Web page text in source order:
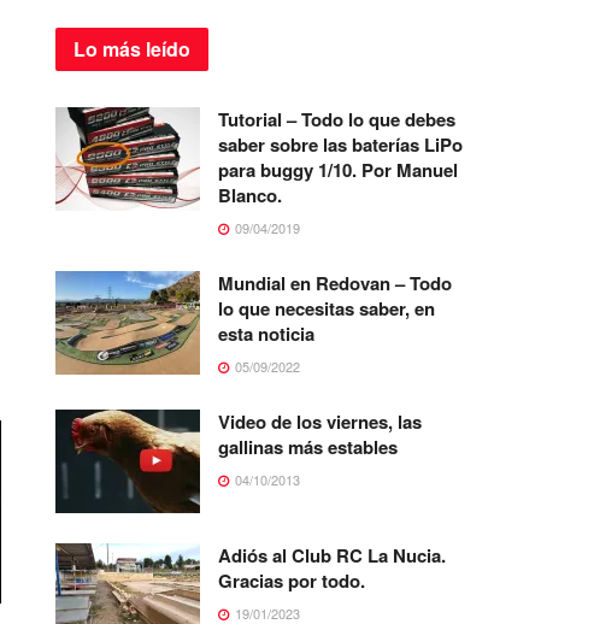
Lo más leído
Tutorial – Todo lo que debes
saber sobre las baterías LiPo
para buggy 1/10. Por Manuel
Blanco.
09/04/2019
Mundial en Redovan – Todo
lo que necesitas saber, en
esta noticia
05/09/2022
Video de los viernes, las
gallinas más estables
04/10/2013
Adiós al Club RC La Nucia.
Gracias por todo.
19/01/2023